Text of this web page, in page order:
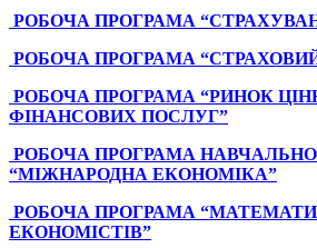
РОБОЧА ПРОГРАМА
РОБОЧА ПРОГРАМА
РОБОЧА ПРОГРАМА “РИНОК
ФІНАНСОВИХ ПОСЛУГ”
РОБОЧА ПРОГРАМА
“МІЖНАРОДНА ЕКОНОМІКА”
РОБОЧА ПРОГРАМА
ЕКОНОМІСТІВ”